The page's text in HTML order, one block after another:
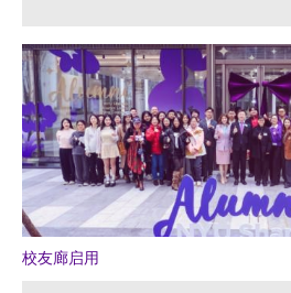
校友廊启用